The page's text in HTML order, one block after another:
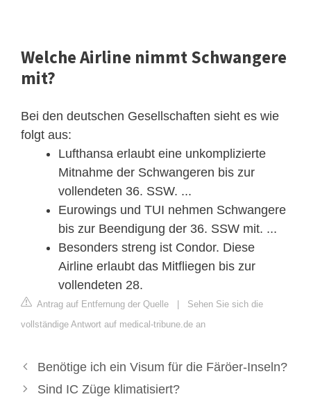
Welche Airline nimmt Schwangere
mit?
Bei den deutschen Gesellschaften sieht es wie
folgt aus:
Lufthansa erlaubt eine unkomplizierte
Mitnahme der Schwangeren bis zur
vollendeten 36. SSW. ...
Eurowings und TUI nehmen Schwangere
bis zur Beendigung der 36. SSW mit. ...
Besonders streng ist Condor. Diese
Airline erlaubt das Mitfliegen bis zur
vollendeten 28.
Antrag auf Entfernung der Quelle | Sehen Sie sich die
vollständige Antwort auf medical-tribune.de an
Benötige ich ein Visum für die Färöer-Inseln?
Sind IC Züge klimatisiert?